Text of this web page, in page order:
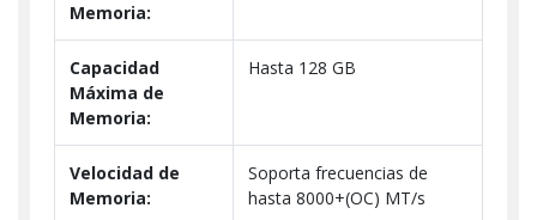
Memoria:
Capacidad
Máxima de
Memoria:
Hasta 128 GB
Velocidad de
Memoria:
Soporta frecuencias de
hasta 8000+(OC) MT/s